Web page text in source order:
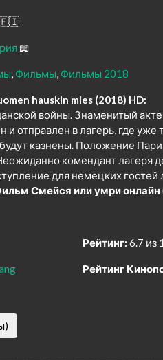
📖
Фильмы Фильмы 2018
hauskin mies (2018) HD:
войны. Знаменитый
отправлен в лагерь, где уже
казнены. Положение
комендант лагеря
для немецких гостей
Смейся или умри онлайн
Рейтинг: 6.7 из
Рейтинг